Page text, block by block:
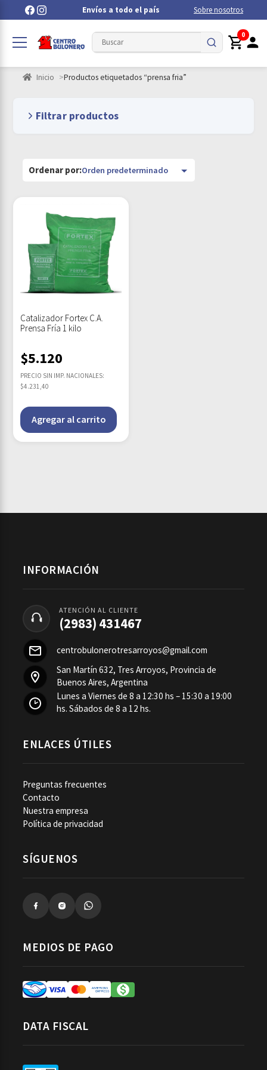
Envíos a todo el país Sobre nosotros
0
Inicio Productos etiquetados “prensa fria”
Filtrar productos
Catalizador Fortex C.A.
Prensa Fría 1 kilo
$5.120
PRECIO SIN IMP. NACIONALES:
$4.231,40
Agregar al carrito
INFORMACIÓN
ATENCIÓN AL CLIENTE
(2983) 431467
centrobulonerotresarroyos@gmail.com
San Martín 632, Tres Arroyos, Provincia de
Buenos Aires, Argentina
Lunes a Viernes de 8 a 12:30 hs – 15:30 a 19:00
hs. Sábados de 8 a 12 hs.
ENLACES ÚTILES
Preguntas frecuentes
Contacto
Nuestra empresa
Política de privacidad
SÍGUENOS
MEDIOS DE PAGO
DATA FISCAL